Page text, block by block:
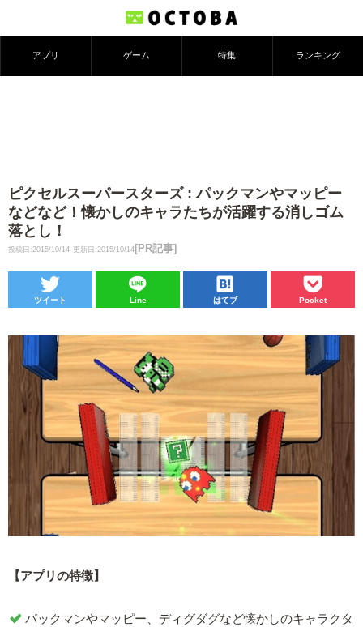
アプリ ゲーム 特集 ランキング
ピクセルスーパースターズ : パックマンやマッピー
などなど！懐かしのキャラたちが活躍する消しゴム
落とし！
投稿日:2015/10/14 更新日:2015/10/14 [PR記事]
ツイート Line はてブ Pocket
【アプリの特徴】
パックマンやマッピー、ディグダグなど懐かしのキャラクタ